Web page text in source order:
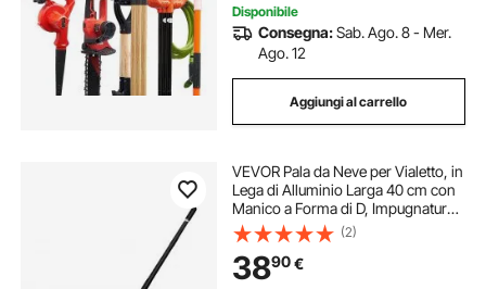
Disponibile
Consegna:Sab. Ago. 8 - Mer.
Ago. 12
Aggiungi al carrello
VEVOR Pala da Neve per Vialetto, in
Lega di Alluminio Larga 40 cm con
Manico a Forma di D, Impugnatura
Antiscivolo, Strumento Leggero per
la Rimozione per Giardino,
Campeggio all'Aperto
(2)
3890€